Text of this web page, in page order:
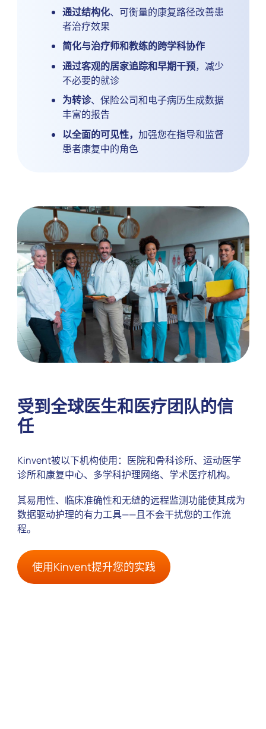
通过结构化、可衡量的康复路径改善患
者治疗效果
简化与治疗师和教练的跨学科协作
通过客观的居家追踪和早期干预，减少
不必要的就诊
为转诊、保险公司和电子病历生成数据
丰富的报告
以全面的可见性， 加强您在指导和监督
患者康复中的角色
受到全球医生和医疗团队的信
任
Kinvent被以下机构使用：医院和骨科诊所、运动医学
诊所和康复中心、多学科护理网络、学术医疗机构。
其易用性、临床准确性和无缝的远程监测功能使其成为
数据驱动护理的有力工具——且不会干扰您的工作流
程。
使用Kinvent提升您的实践